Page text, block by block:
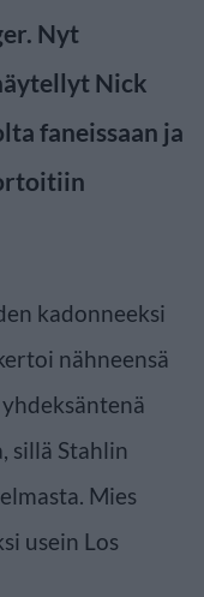
Nyt
Nick
faneissaan ja
kadonneeksi
nähneensä
sillä Stahlin
Mies
usein Los